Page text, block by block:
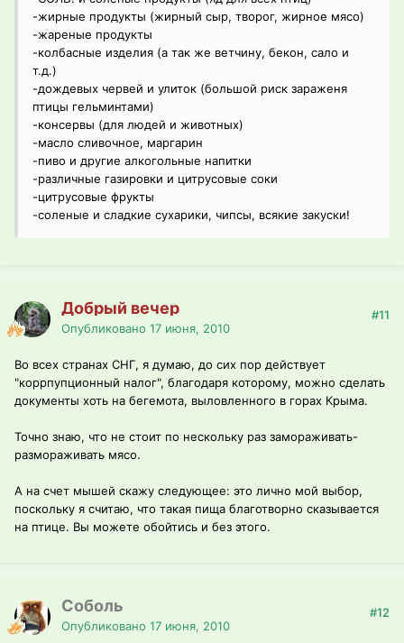
-жирные продукты (жирный сыр, творог, жирное мясо)
-жареные продукты
-колбасные изделия (а так же ветчину, бекон, сало и
т.д.)
-дождевых червей и улиток (большой риск зараженя
птицы гельминтами)
-консервы (для людей и животных)
-масло сливочное, маргарин
-пиво и другие алкогольные напитки
-различные газировки и цитрусовые соки
-цитрусовые фрукты
-соленые и сладкие сухарики, чипсы, всякие закуски!
Добрый вечер
Опубликовано 17 июня, 2010
#11
Во всех странах СНГ, я думаю, до сих пор действует
"коррпупционный налог", благодаря которому, можно сделать
документы хоть на бегемота, выловленного в горах Крыма.
Точно знаю, что не стоит по нескольку раз замораживать-
размораживать мясо.
А на счет мышей скажу следующее: это лично мой выбор,
поскольку я считаю, что такая пища благотворно сказывается
на птице. Вы можете обойтись и без этого.
Соболь
Опубликовано 17 июня, 2010
#12